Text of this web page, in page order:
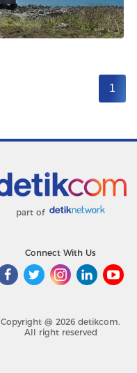
1
part of
Connect With Us
Copyright @ 2026 detikcom.
All right reserved